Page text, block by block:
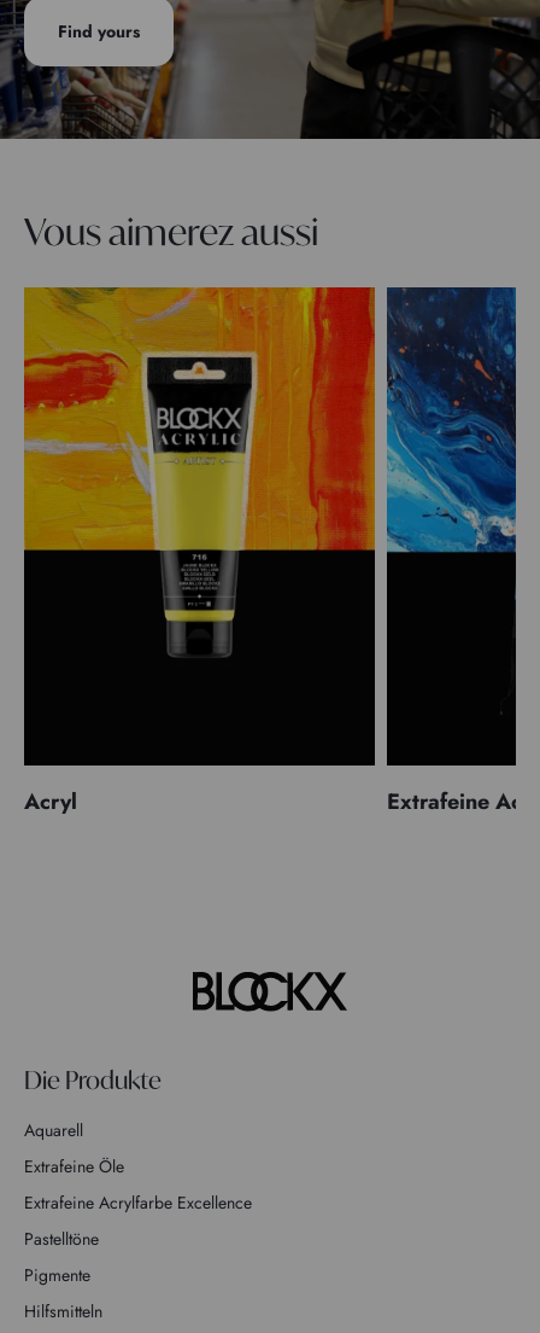
Find yours
Vous aimerez aussi
Acryl Extrafeine
Die Produkte
Aquarell
Extrafeine Öle
Extrafeine Acrylfarbe Excellence
Pastelltöne
Pigmente
Hilfsmitteln